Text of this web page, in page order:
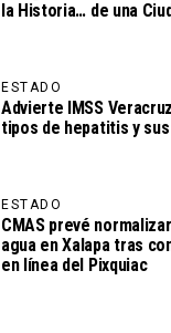
la Historia… de una
ESTADO
Advierte IMSS
tipos de hepatitis y
ESTADO
CMAS prevé
agua en Xalapa tras
en línea del Pixquiac